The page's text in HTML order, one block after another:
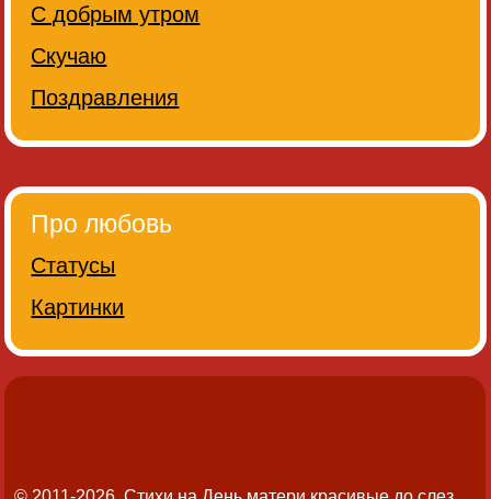
С добрым утром
Скучаю
Поздравления
Про любовь
Статусы
Картинки